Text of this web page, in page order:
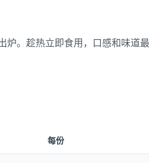
。趁热立即食用，口感和味道
每份